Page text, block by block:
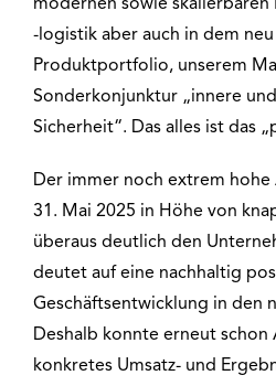
modernen sowie
-logistik aber auch in dem
Produktportfolio, unserem
Sonderkonjunktur „innere
Sicherheit“. Das alles ist das
Der immer noch extrem
31. Mai 2025 in Höhe von
überaus deutlich den
deutet auf eine nachhaltig
Geschäftsentwicklung in den
Deshalb konnte erneut schon
konkretes Umsatz- und